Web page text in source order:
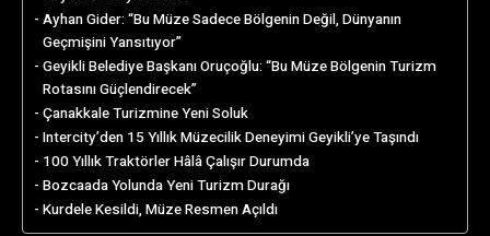
Ayhan Gider: “Bu Müze Sadece Bölgenin Değil, Dünyanın
Geçmişini Yansıtıyor”
Geyikli Belediye Başkanı Oruçoğlu: “Bu Müze Bölgenin Turizm
Rotasını Güçlendirecek”
Çanakkale Turizmine Yeni Soluk
Intercity’den 15 Yıllık Müzecilik Deneyimi Geyikli’ye Taşındı
100 Yıllık Traktörler Hâlâ Çalışır Durumda
Bozcaada Yolunda Yeni Turizm Durağı
Kurdele Kesildi, Müze Resmen Açıldı